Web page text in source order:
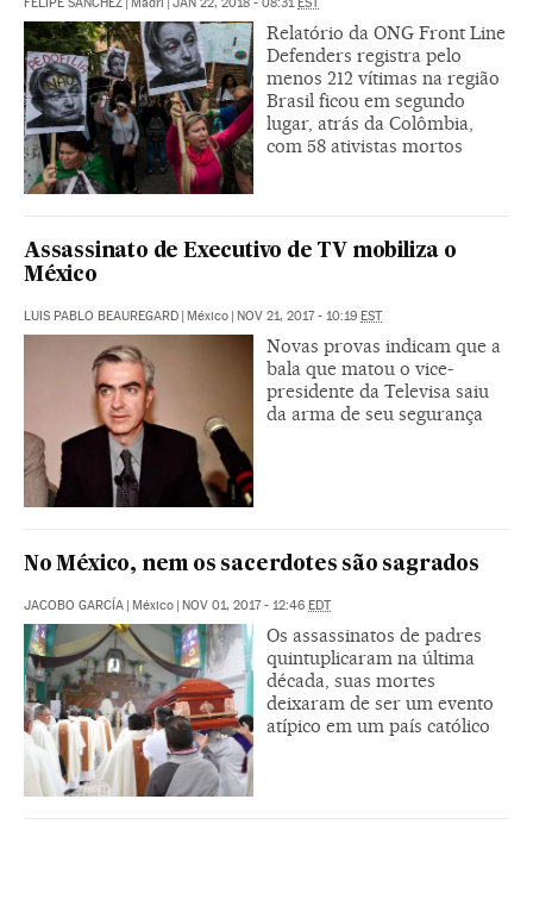
Relatório da ONG Front Line
Defenders registra pelo
menos 212 vítimas na região
Brasil ficou em segundo
lugar, atrás da Colômbia,
com 58 ativistas mortos
Assassinato de Executivo de TV mobiliza o
México
LUIS PABLO BEAUREGARD | México | NOV 21, 2017 - 10:19 EST
Novas provas indicam que a
bala que matou o vice-
presidente da Televisa saiu
da arma de seu segurança
No México, nem os sacerdotes são sagrados
JACOBO GARCÍA | México | NOV 01, 2017 - 12:46 EDT
Os assassinatos de padres
quintuplicaram na última
década, suas mortes
deixaram de ser um evento
atípico em um país católico